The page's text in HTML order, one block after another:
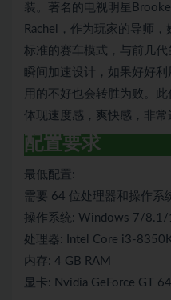
装。著名的电视明星
Rachel，作为玩家的导师
标准的赛车模式，与前几
瞬间加速设计，如果好好
用的不好也会转胜为败。
体现速度感，爽快感，非常
配置要求
最低配置:
需要 64 位处理器和操作系
操作系统: Windows 7/8.1/
处理器: Intel Core i3-
内存: 4 GB RAM
显卡: Nvidia GeForce GT